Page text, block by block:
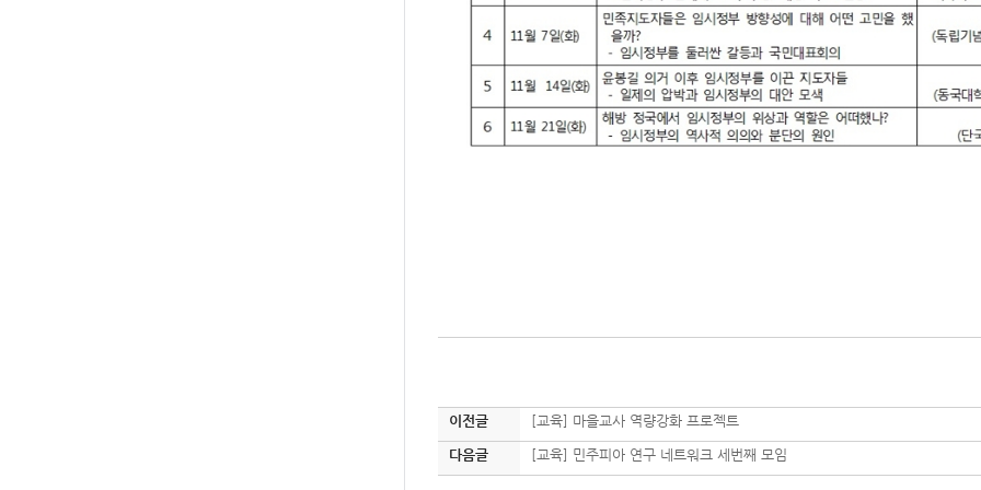
이전글 [교육] 마을교사 역량강화 프로젝트
다음글 [교육] 민주피아 연구 네트워크 세번째 모임